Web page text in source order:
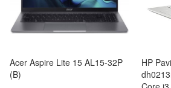
Acer Aspire Lite 15 AL15-32P
(B)
HP